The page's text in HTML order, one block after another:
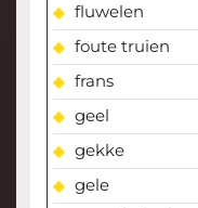
fluwelen
foute truien
frans
geel
gekke
gele